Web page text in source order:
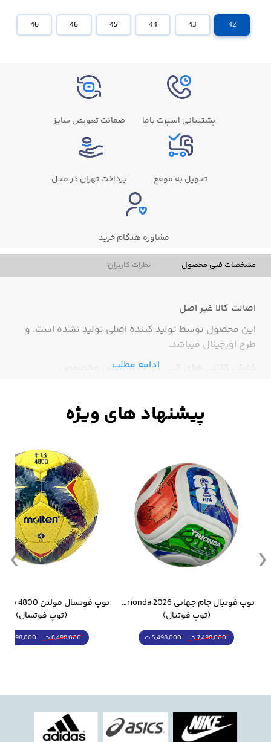
42
43
44
45
46
46
پشتیبانی اسپرت باما ضمانت تعویض سایز
تحویل به موقع پرداخت تهران در محل
مشاوره هنگام خرید
مشخصات فنی محصول نظرات کاربران
اصالت کالا غیر اصل
این محصول توسط تولید کننده اصلی تولید نشده است. و
طرح اورجینال میباشد.
کفش کتانی های کپی درجه1 ادیداس مخصوصادامه مطلب
توپ فوتبال جام جهانی 2026 Trionda مشابه اورجینال
(توپ فوتبال)
7,498,000 ت 5,498,000 ت
(توپ فوتسال)
6,498,000 ت 5,298,000 ت